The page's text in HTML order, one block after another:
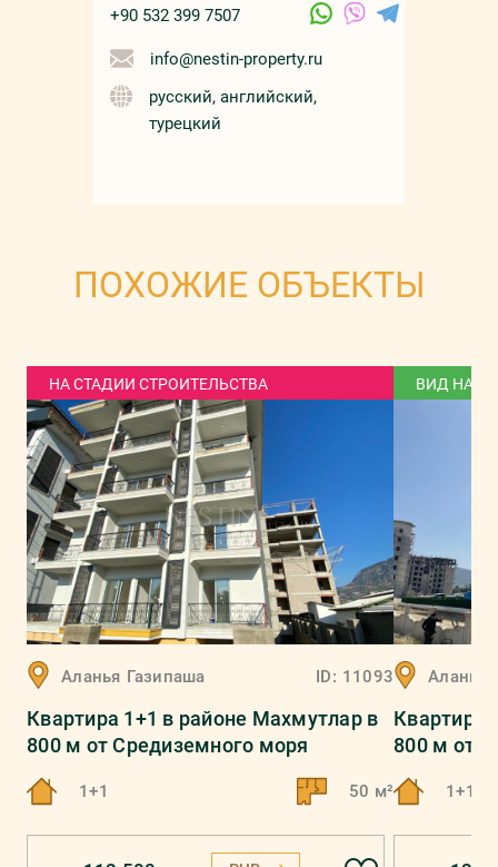
+90 532 399 7507
info@nestin-property.ru
русский, английский,
турецкий
ПОХОЖИЕ ОБЪЕКТЫ
НА СТАДИИ СТРОИТЕЛЬСТВА
Аланья Газипаша ID: 11093
Квартира 1+1 в районе Махмутлар в
800 м от Средиземного моря
1+1 50 м²
ВИД НА
Аланья
Квартира
800 м от
1+1